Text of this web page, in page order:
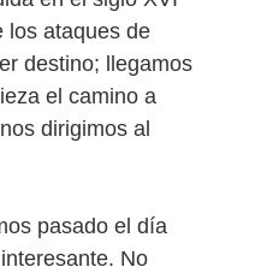
los ataques de
destino; llegamos
el camino a
dirigimos al
pasado el día
No